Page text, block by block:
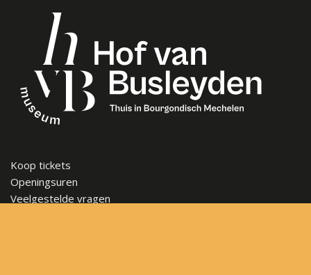
Koop tickets
Openingsuren
Veelgestelde vragen